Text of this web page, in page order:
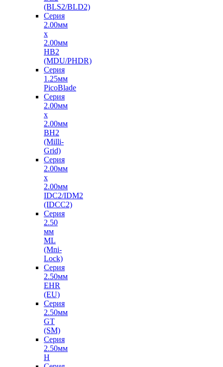
(BLS2/BLD2)
Серия
2.00мм
x
2.00мм
HB2
(MDU/PHDR)
Серия
1.25мм
PicoBlade
Серия
2.00мм
х
2.00мм
BH2
(Milli-
Grid)
Серия
2.00мм
х
2.00мм
IDC2/IDM2
(IDCC2)
Серия
2.50
мм
ML
(Mni-
Lock)
Серия
2.50мм
EHR
(EU)
Серия
2.50мм
GT
(SM)
Серия
2.50мм
H